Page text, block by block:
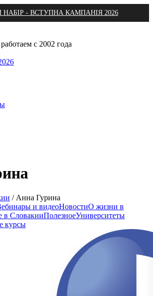
НАБІР - ВСТУПНА КАМПАНІЯ 2026
с 2002 года
/ Анна Гурина
и видеоНовостиО жизни в
в СловакииПолезноеУниверситеты
курсы